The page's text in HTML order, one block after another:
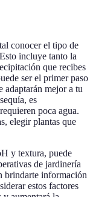
conocer el tipo de
incluye tanto la
que recibes
ser el primer paso
adaptarán mejor a tu
es
poca agua.
elegir plantas que
y textura, puede
de jardinería
brindarte información
estos factores